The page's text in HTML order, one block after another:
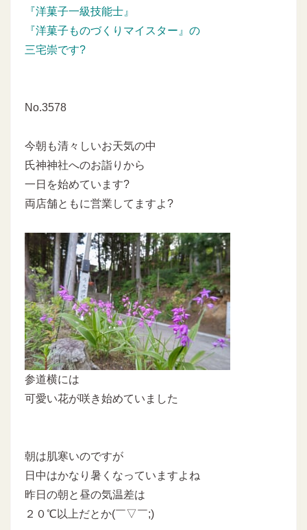
『洋菓子一級技能士』
『洋菓子ものづくりマイスター』の
三宅崇です?
No.3578
今朝も清々しいお天気の中
氏神神社へのお詣りから
一日を始めています?
両店舗ともに営業してますよ?
参道横には
可愛い花が咲き始めていました
朝は肌寒いのですが
日中はかなり暑くなっていますよね
昨日の朝と昼の気温差は
２０℃以上だとか(￣▽￣;)